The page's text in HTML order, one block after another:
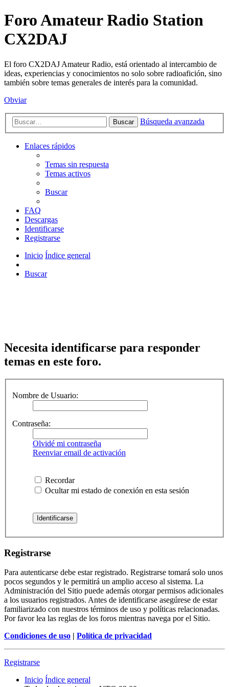
Foro Amateur Radio Station
CX2DAJ
El foro CX2DAJ Amateur Radio, está orientado al intercambio de
ideas, experiencias y conocimientos no solo sobre radioafición, sino
también sobre temas generales de interés para la comunidad.
Obviar
Buscar Búsqueda avanzada
Enlaces rápidos
Temas sin respuesta
Temas activos
Buscar
FAQ
Descargas
Identificarse
Registrarse
Inicio Índice general
Buscar
Necesita identificarse para responder
temas en este foro.
Nombre de Usuario:
Contraseña:
Olvidé mi contraseña
Reenviar email de activación
Recordar
Ocultar mi estado de conexión en esta sesión
Registrarse
Para autenticarse debe estar registrado. Registrarse tomará solo unos
pocos segundos y le permitirá un amplio acceso al sistema. La
Administración del Sitio puede además otorgar permisos adicionales
a los usuarios registrados. Antes de identificarse asegúrese de estar
familiarizado con nuestros términos de uso y políticas relacionadas.
Por favor lea las reglas de los foros mientras navega por el Sitio.
Condiciones de uso | Política de privacidad
Registrarse
Inicio Índice general